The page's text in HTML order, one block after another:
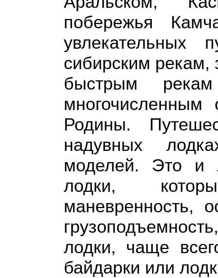
побережья
увлекательных
сибирским
быстрым
Родины.
надувных
моделей. Это и
лодки,
маневренность,
лодки, чаще
байдарки или